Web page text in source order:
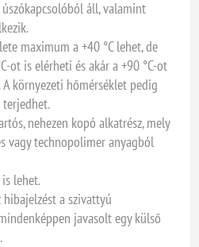
áll, valamint
maximum a +40 °C lehet, de
ot is elérheti és akár a +90 °C-ot
környezeti hőmérséklet pedig
terjedhet.
nehezen kopó alkatrész, mely
vagy technopolimer anyagból
lehet.
a szivattyú
javasolt egy külső